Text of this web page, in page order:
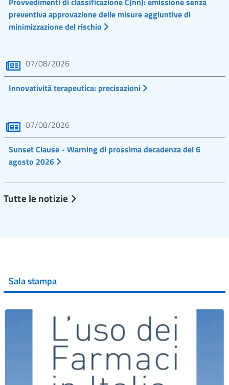
preventiva approvazione delle misure aggiuntive di
minimizzazione del rischio
07/08/2026
Innovatività terapeutica: precisazioni
07/08/2026
Sunset Clause - Warning di prossima decadenza del 6
agosto 2026
Tutte le notizie
Sala stampa